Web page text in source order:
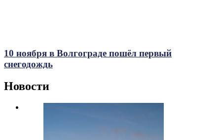
10 ноября в Волгограде пошёл первый
снегодождь
Новости